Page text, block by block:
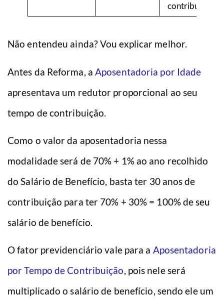
contribuição
Não entendeu ainda? Vou explicar melhor.
Antes da Reforma, a Aposentadoria por Idade
apresentava um redutor proporcional ao seu
tempo de contribuição.
Como o valor da aposentadoria nessa
modalidade será de 70% + 1% ao ano recolhido
do Salário de Benefício, basta ter 30 anos de
contribuição para ter 70% + 30% = 100% de seu
salário de benefício.
O fator previdenciário vale para a Aposentadoria
por Tempo de Contribuição, pois nele será
multiplicado o salário de benefício, sendo ele um